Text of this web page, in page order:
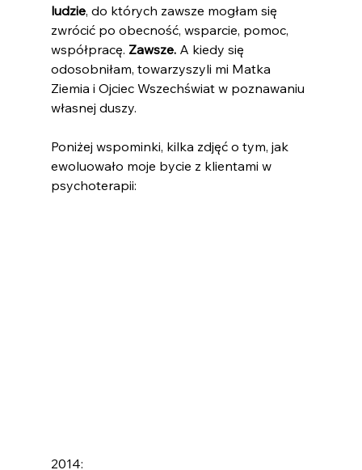
ludzie, do których zawsze mogłam się
zwrócić po obecność, wsparcie, pomoc,
współpracę. Zawsze. A kiedy się
odosobniłam, towarzyszyli mi Matka
Ziemia i Ojciec Wszechświat w poznawaniu
własnej duszy.
Poniżej wspominki, kilka zdjęć o tym, jak
ewoluowało moje bycie z klientami w
psychoterapii:
2014: